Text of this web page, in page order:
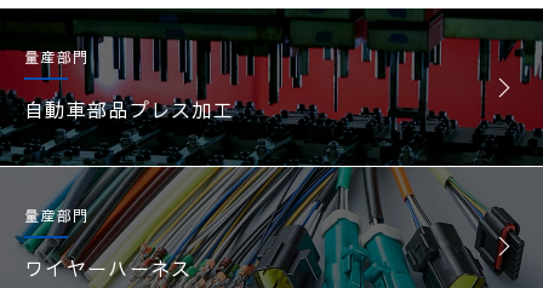
量産部門
自動車部品プレス加工
量産部門
ワイヤーハーネス